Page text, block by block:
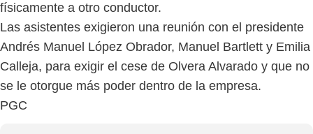
físicamente a otro conductor.
Las asistentes exigieron una reunión con el presidente
Andrés Manuel López Obrador, Manuel Bartlett y Emilia
Calleja, para exigir el cese de Olvera Alvarado y que no
se le otorgue más poder dentro de la empresa.
PGC